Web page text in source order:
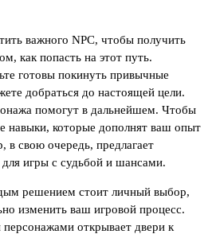
важного NPC, чтобы получить
как попасть на этот путь.
готовы покинуть привычные
добраться до настоящей цели.
помогут в дальнейшем. Чтобы
навыки, которые дополнят ваш опыт
в свою очередь, предлагает
игры с судьбой и шансами.
решением стоит личный выбор,
изменить ваш игровой процесс.
открывает двери к